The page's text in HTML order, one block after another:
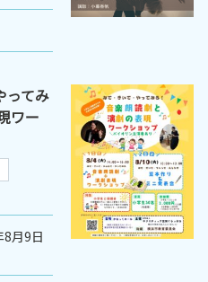
ってみ
ワー
月9日